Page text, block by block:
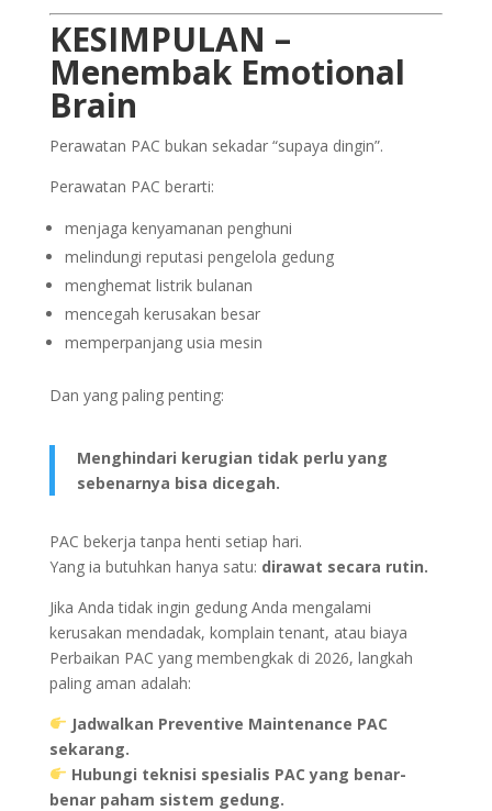
KESIMPULAN –
Menembak Emotional
Brain
Perawatan PAC bukan sekadar “supaya dingin”.
Perawatan PAC berarti:
menjaga kenyamanan penghuni
melindungi reputasi pengelola gedung
menghemat listrik bulanan
mencegah kerusakan besar
memperpanjang usia mesin
Dan yang paling penting:
Menghindari kerugian tidak perlu yang
sebenarnya bisa dicegah.
PAC bekerja tanpa henti setiap hari.
Yang ia butuhkan hanya satu: dirawat secara rutin.
Jika Anda tidak ingin gedung Anda mengalami
kerusakan mendadak, komplain tenant, atau biaya
Perbaikan PAC yang membengkak di 2026, langkah
paling aman adalah:
Jadwalkan Preventive Maintenance PAC
sekarang.
Hubungi teknisi spesialis PAC yang benar-
benar paham sistem gedung.